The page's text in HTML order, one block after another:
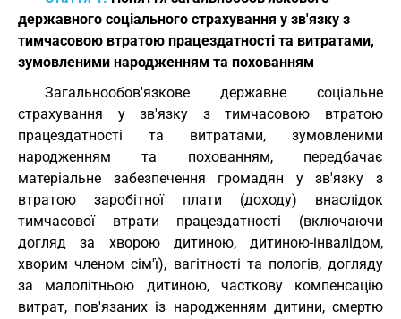
державного соціального страхування у зв'язку з
тимчасовою втратою працездатності та витратами,
зумовленими народженням та похованням
Загальнообов'язкове державне соціальне
страхування у зв'язку з тимчасовою втратою
працездатності та витратами, зумовленими
народженням та похованням, передбачає
матеріальне забезпечення громадян у зв'язку з
втратою заробітної плати (доходу) внаслідок
тимчасової втрати працездатності (включаючи
догляд за хворою дитиною, дитиною-інвалідом,
хворим членом сім'ї), вагітності та пологів, догляду
за малолітньою дитиною, часткову компенсацію
витрат, пов'язаних із народженням дитини, смертю